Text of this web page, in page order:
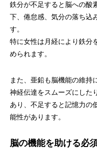
鉄分が不足すると脳への酸
下、倦怠感、気分の落ち込
す。
特に女性は月経により鉄分
められます。
また、亜鉛も脳機能の維持
神経伝達をスムーズにした
あり、不足すると記憶力の
能性があります。
脳の機能を助ける必